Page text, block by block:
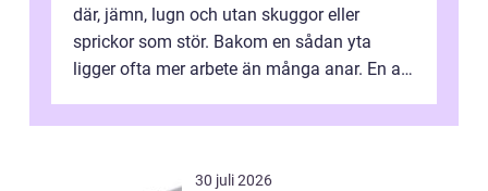
där, jämn, lugn och utan skuggor eller
sprickor som stör. Bakom en sådan yta
ligger ofta mer arbete än många anar. En av
30 juli 2026